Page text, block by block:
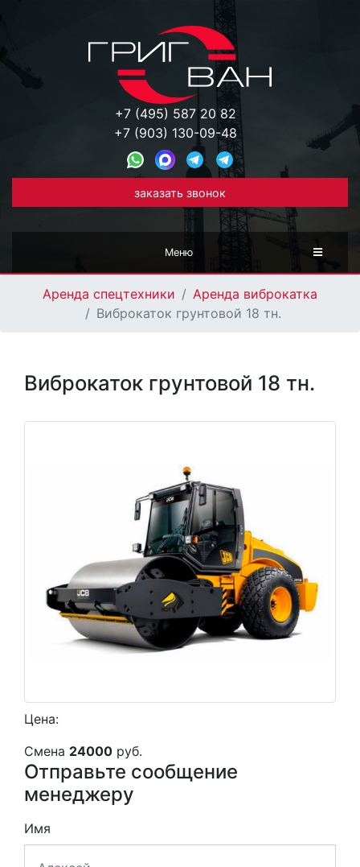
+7 (495) 587 20 82
+7 (903) 130-09-48
заказать звонок
Меню
Аренда спецтехники
Аренда виброкатка
Виброкаток грунтовой 18 тн.
Виброкаток грунтовой 18 тн.
Цена:
Смена 24000 руб.
Отправьте сообщение
менеджеру
Имя